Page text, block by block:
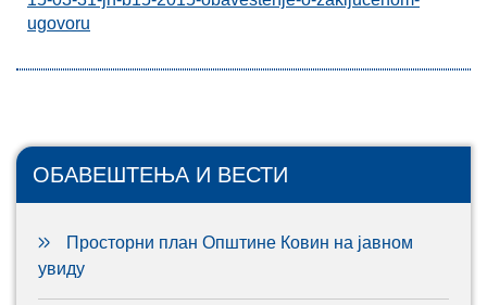
ugovoru
ОБАВЕШТЕЊА И ВЕСТИ
Просторни план Општине Ковин на јавном
увиду